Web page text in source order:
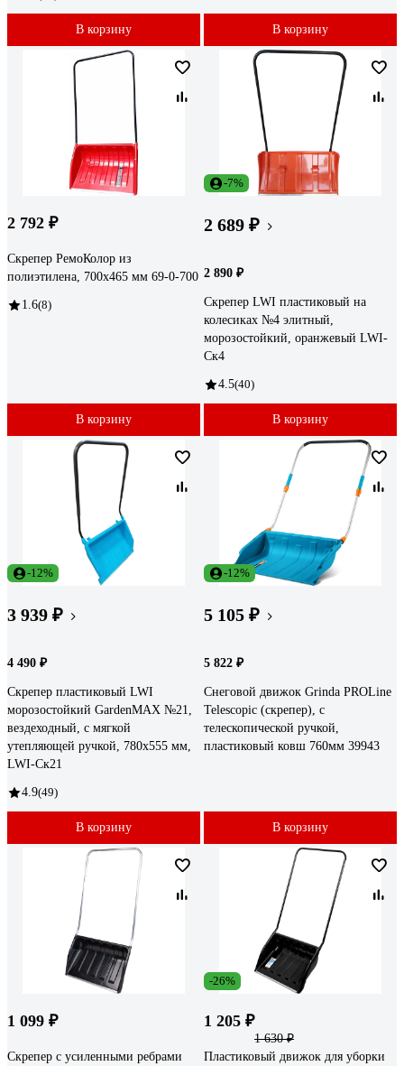
В корзину В корзину
2 792 ₽
Скрепер РемоКолор из
полиэтилена, 700x465 мм 69-0-700
1.6(8)
В корзину
-7%
2 689 ₽
2 890 ₽
Скрепер LWI пластиковый на
колесиках №4 элитный,
морозостойкий, оранжевый LWI-
Ск4
4.5(40)
В корзину
-12%
3 939 ₽
4 490 ₽
Скрепер пластиковый LWI
морозостойкий GardenMAX №21,
вездеходный, с мягкой
утепляющей ручкой, 780x555 мм,
LWI-Ск21
4.9(49)
В корзину
-12%
5 105 ₽
5 822 ₽
Снеговой движок Grinda PROLine
Telescopic (скрепер), с
телескопической ручкой,
пластиковый ковш 760мм 39943
В корзину
1 099 ₽
Скрепер с усиленными ребрами
-26%
1 205 ₽
1 630 ₽
Пластиковый движок для уборки